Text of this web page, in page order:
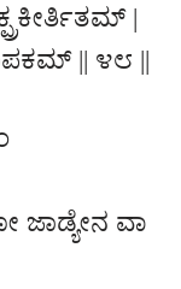
|
|| ೪೮ ||
ವಾ